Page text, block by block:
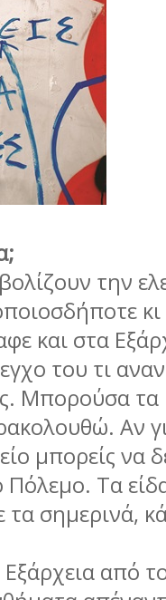
την
κι
και στα
του τι
Μπορούσα τα
Αν
μπορείς να
Πόλεμο. Τα
σημερινά,
από